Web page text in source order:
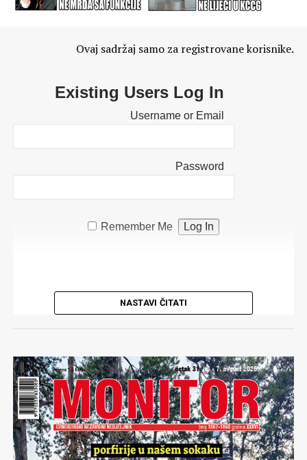
Ovaj sadržaj samo za registrovane korisnike.
Existing Users Log In
Username or Email
Password
Remember Me
NASTAVI ČITATI